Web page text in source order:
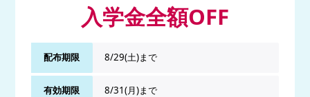
入学金全額OFF
配布期限 8/29(土)まで
有効期限 8/31(月)まで